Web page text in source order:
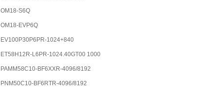
OM18-S6Q
OM18-EVP6Q
EV100P30P6PR-1024+840
ET58H12R-L6PR-1024.40GT00 1000
PAMM58C10-BF6XXR-4096/8192
PNM50C10-BF6RTR-4096/8192